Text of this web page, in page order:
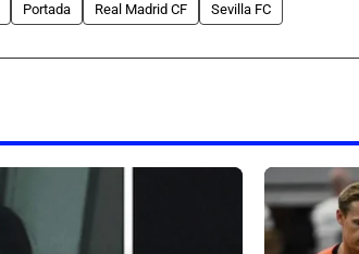
Portada Real Madrid CF Sevilla FC